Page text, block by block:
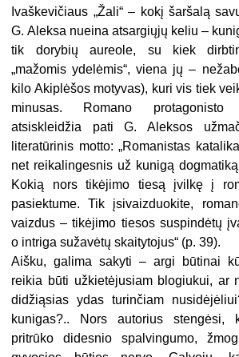
Ivaškevičiaus „Žali“ – kokį šaršalą
G. Aleksa nueina atsargiųjų keliu –
tik dorybių aureole, su kiek
„mažomis ydelėmis“, viena jų –
kilo Akiplėšos motyvas), kuri vis tiek
minusas. Romano
atsiskleidžia pati G. Aleksos
literatūrinis motto: „Romanistas
net reikalingesnis už kunigą
Kokią nors tikėjimo tiesą įvilkę į
pasiektume. Tik įsivaizduokite,
vaizdus – tikėjimo tiesos suspindėtų
o intriga sužavėtų skaitytojus“ (p. 39).
Aišku, galima sakyti – argi būtinai
reikia būti užkietėjusiam blogiukui, ar
didžiąsias ydas turinčiam
kunigas?.. Nors autorius stengėsi,
pritrūko didesnio spalvingumo,